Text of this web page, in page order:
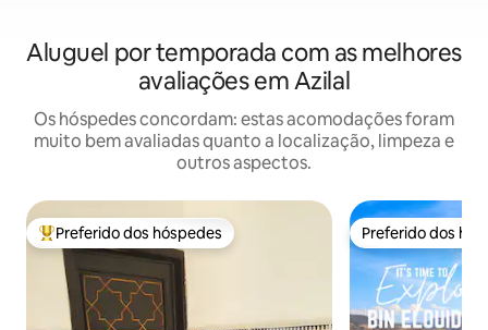
Aluguel por temporada com as melhores
avaliações em Azilal
Os hóspedes concordam: estas acomodações foram
muito bem avaliadas quanto a localização, limpeza e
outros aspectos.
Entre os melhores preferidos dos hóspedes
Preferido dos hóspedes Preferido dos
Preferido dos